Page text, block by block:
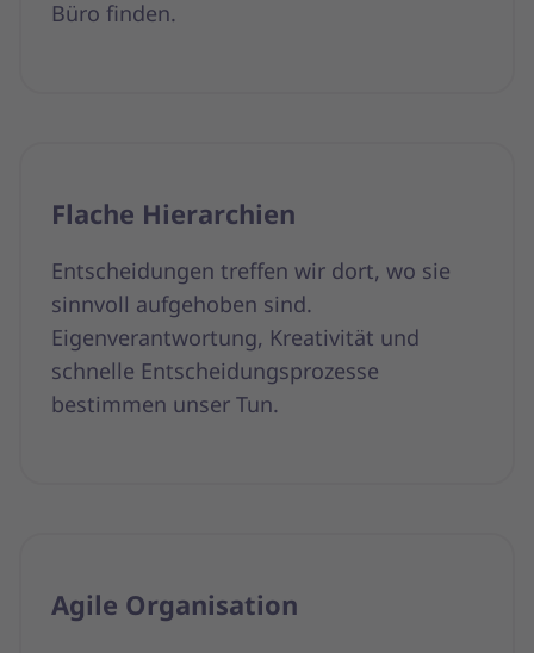
Büro finden.
Flache Hierarchien
Entscheidungen treffen wir dort, wo sie
sinnvoll aufgehoben sind.
Eigenverantwortung, Kreativität und
schnelle Entscheidungsprozesse
bestimmen unser Tun.
Agile Organisation